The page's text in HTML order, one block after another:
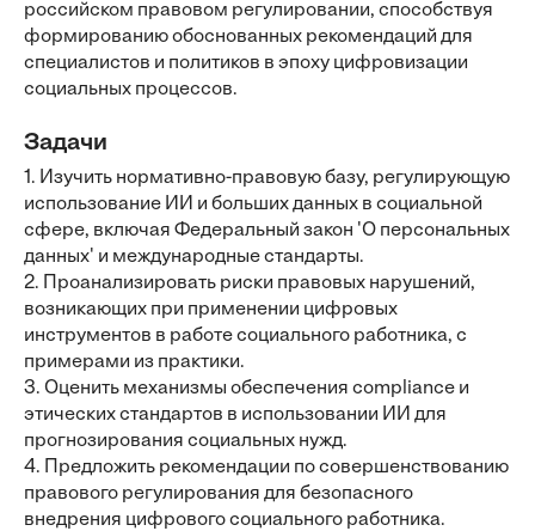
российском правовом регулировании, способствуя
формированию обоснованных рекомендаций для
специалистов и политиков в эпоху цифровизации
социальных процессов.
Задачи
1. Изучить нормативно-правовую базу, регулирующую
использование ИИ и больших данных в социальной
сфере, включая Федеральный закон 'О персональных
данных' и международные стандарты.
2. Проанализировать риски правовых нарушений,
возникающих при применении цифровых
инструментов в работе социального работника, с
примерами из практики.
3. Оценить механизмы обеспечения compliance и
этических стандартов в использовании ИИ для
прогнозирования социальных нужд.
4. Предложить рекомендации по совершенствованию
правового регулирования для безопасного
внедрения цифрового социального работника.